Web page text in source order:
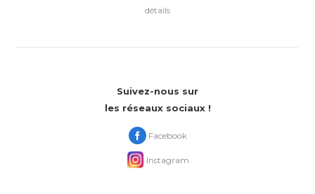
détails
Suivez-nous sur
les réseaux sociaux !
Facebook
Instagram